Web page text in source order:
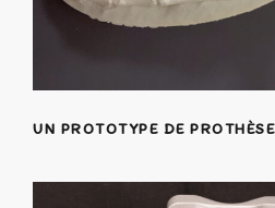
UN PROTOTYPE DE